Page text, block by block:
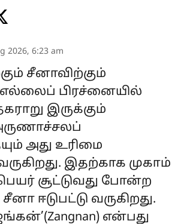
2026, 6:23 am
சீனாவிற்கும்
பிரச்னையில்
இருக்கும்
அது உரிமை
இதற்காக முகாம்
சூட்டுவது போன்ற
ஈடுபட்டு வருகிறது.
என்பது